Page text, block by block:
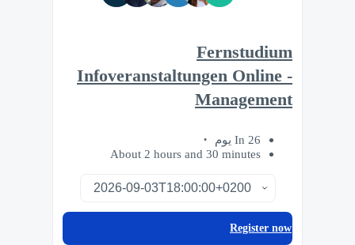
Fernstudium
Infoveranstaltungen Online -
Management
In 26 يوم
About 2 hours and 30 minutes
Register now